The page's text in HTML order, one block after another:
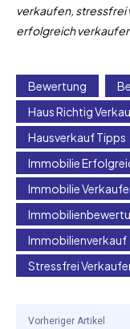
verkaufen, stressfrei
erfolgreich
Bewertung
Haus Richtig
Hausverkauf Tipps
Immobilie
Immobilie
Immobilienverkauf
Stressfrei
Vorheriger Artikel